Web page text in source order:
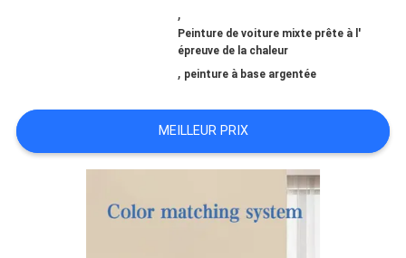
SOUMISSION
,
Peinture de voiture mixte prête à l'
épreuve de la chaleur
, peinture à base argentée
MEILLEUR PRIX